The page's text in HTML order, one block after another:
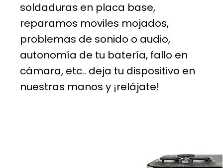
soldaduras en placa base,
reparamos moviles mojados,
problemas de sonido o audio,
autonomía de tu batería, fallo en
cámara, etc.. deja tu dispositivo en
nuestras manos y ¡relájate!